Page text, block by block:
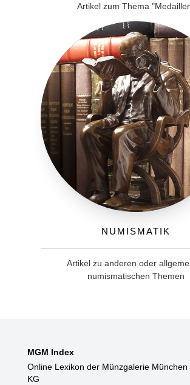
Artikel zum Thema
Numismatik
Artikel zu anderen oder
numismatischen Themen
MGM Index
Online Lexikon der Münzgalerie
KG